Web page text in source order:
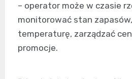
– operator może w czasie
monitorować stan
temperaturę, zarządzać
promocje.